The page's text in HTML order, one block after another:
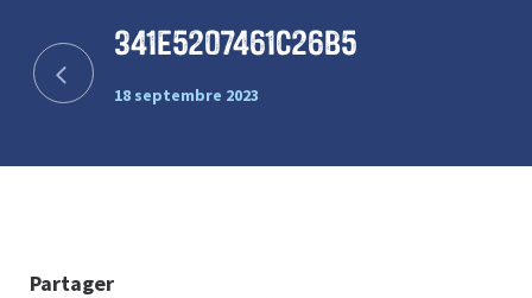
341e5207461c26b5
18 septembre 2023
Partager